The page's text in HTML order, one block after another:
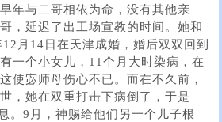
年与二哥相依为命，没有其他亲
，延迟了出工场宣教的时间。她和
月14日在天津成婚，婚后双双回到
一个小女儿，11个月大时染病，在
使宓师母伤心不已。而在不久前，
，她在双重打击下病倒了，于是
。9月，神赐给他们另一个儿子根